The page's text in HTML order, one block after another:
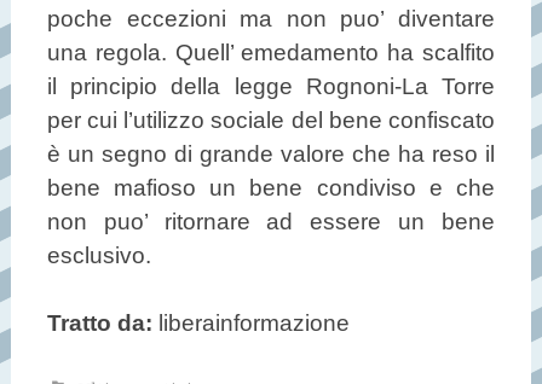
poche eccezioni ma non puo’ diventare
una regola. Quell’ emedamento ha scalfito
il principio della legge Rognoni-La Torre
per cui l’utilizzo sociale del bene confiscato
è un segno di grande valore che ha reso il
bene mafioso un bene condiviso e che
non puo’ ritornare ad essere un bene
esclusivo.
Tratto da: liberainformazione